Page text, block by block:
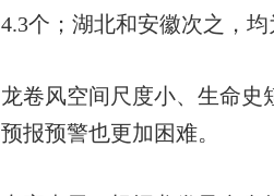
个；湖北和安徽次之，均
风空间尺度小、生命史
报预警也更加困难。